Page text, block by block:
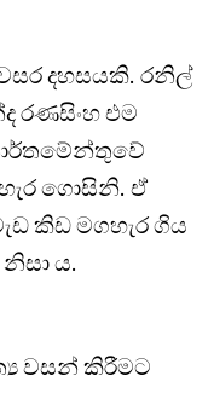
දහසයකි. රනිල්
රණසිංහ එම
ගොසිනි. ඒ
කිඩ මගහැර ගිය
ය.
වසන් කිරීමට